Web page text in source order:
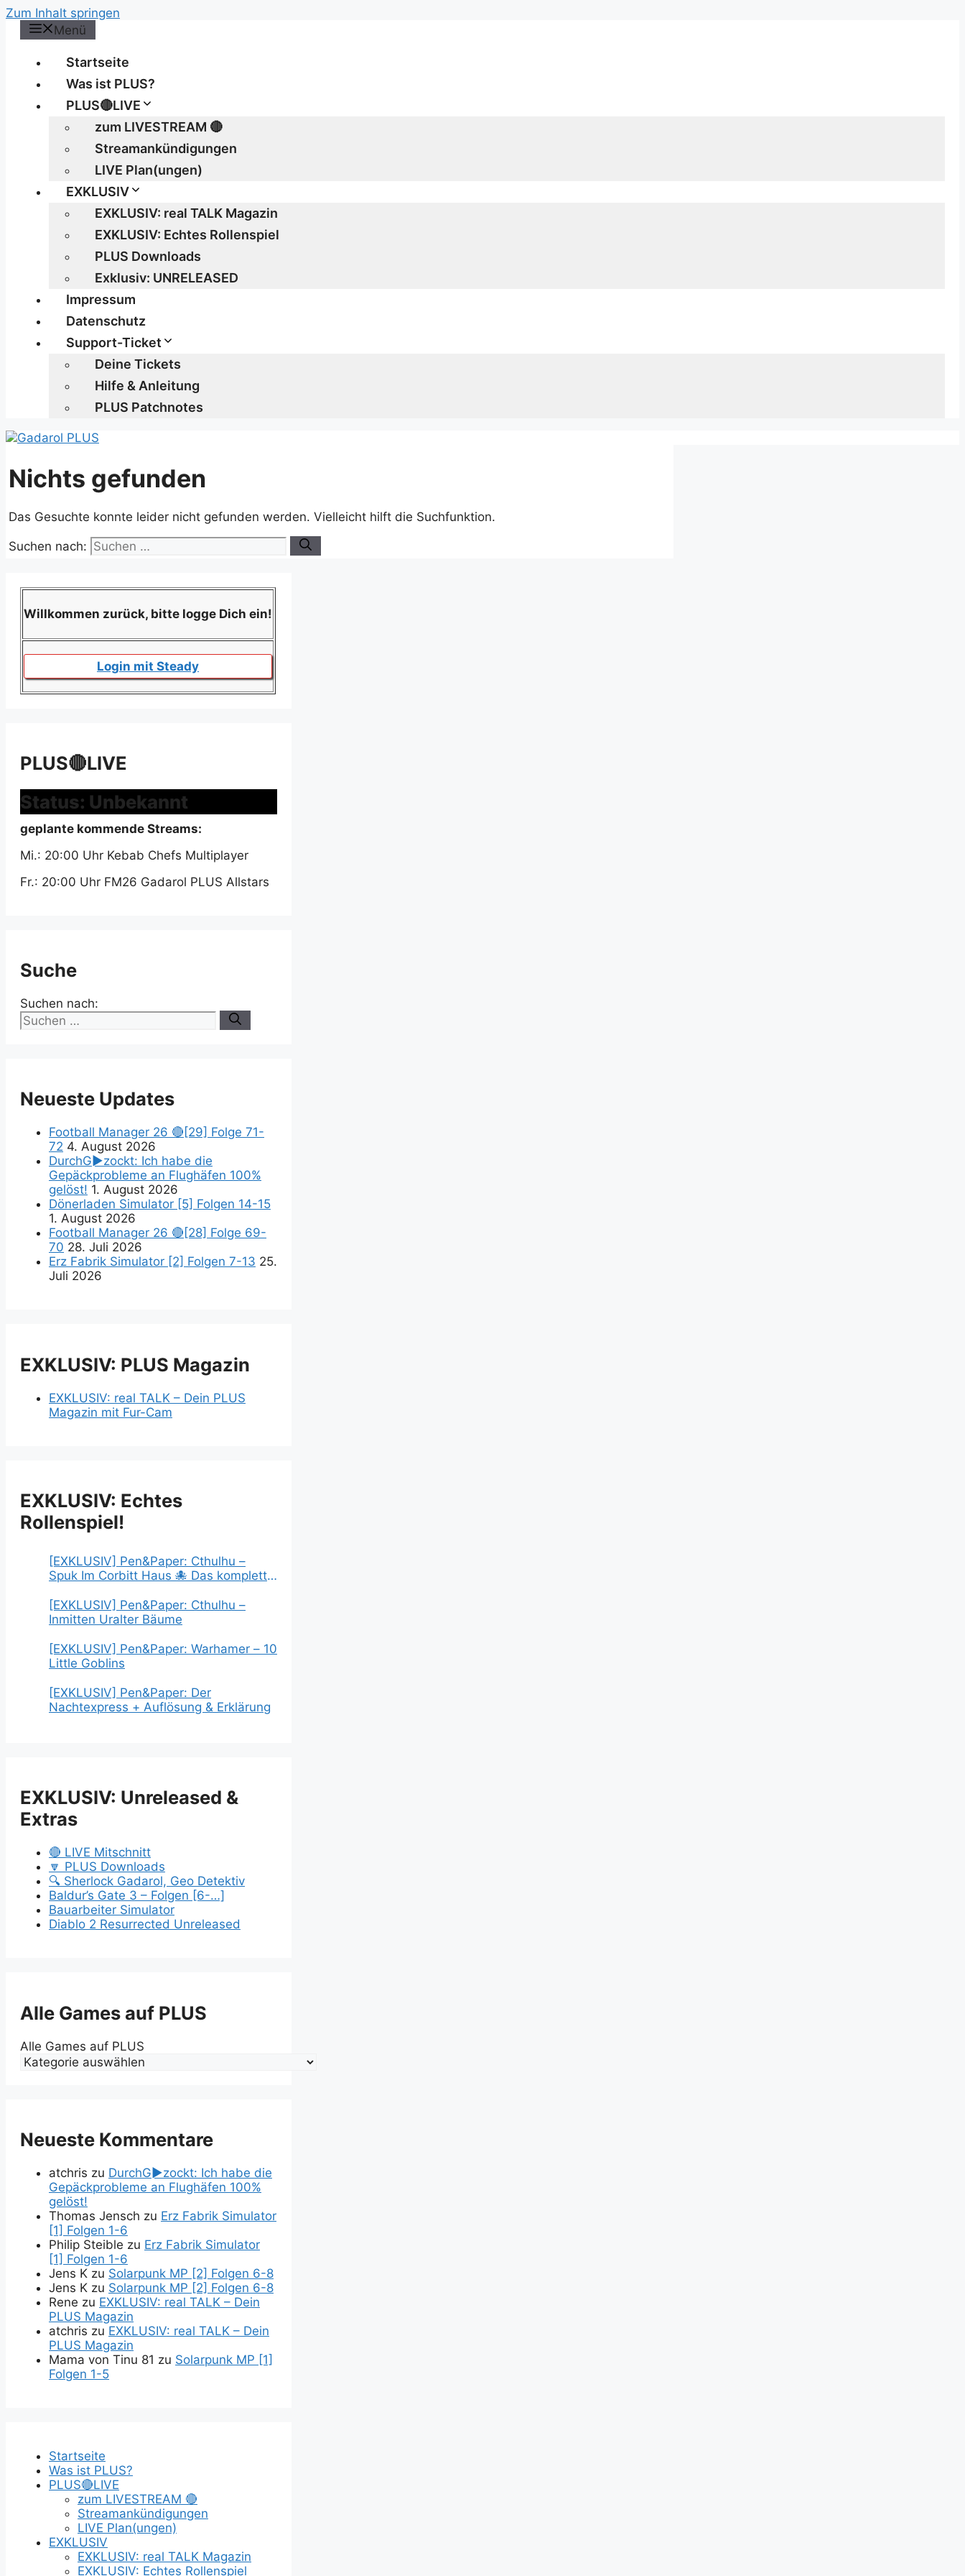
Zum Inhalt springen
Menü
Startseite
Was ist PLUS?
PLUS🔴LIVE
zum LIVESTREAM 🔴
Streamankündigungen
LIVE Plan(ungen)
EXKLUSIV
EXKLUSIV: real TALK Magazin
EXKLUSIV: Echtes Rollenspiel
PLUS Downloads
Exklusiv: UNRELEASED
Impressum
Datenschutz
Support-Ticket
Deine Tickets
Hilfe & Anleitung
PLUS Patchnotes
Nichts gefunden
Das Gesuchte konnte leider nicht gefunden werden. Vielleicht hilft die Suchfunktion.
Suchen nach:
Willkommen zurück, bitte logge Dich ein!
Login mit Steady
PLUS🔴LIVE
Status: Unbekannt
geplante kommende Streams:
Mi.: 20:00 Uhr Kebab Chefs Multiplayer
Fr.: 20:00 Uhr FM26 Gadarol PLUS Allstars
Suche
Suchen nach:
Neueste Updates
Football Manager 26 🔴[29] Folge 71-
72 4. August 2026
DurchG►zockt: Ich habe die
Gepäckprobleme an Flughäfen 100%
gelöst! 1. August 2026
Dönerladen Simulator [5] Folgen 14-15
1. August 2026
Football Manager 26 🔴[28] Folge 69-
70 28. Juli 2026
Erz Fabrik Simulator [2] Folgen 7-13 25.
Juli 2026
EXKLUSIV: PLUS Magazin
EXKLUSIV: real TALK – Dein PLUS
Magazin mit Fur-Cam
EXKLUSIV: Echtes
Rollenspiel!
[EXKLUSIV] Pen&Paper: Cthulhu –
Spuk Im Corbitt Haus 🐙 Das komplette
[EXKLUSIV] Pen&Paper: Cthulhu –
Inmitten Uralter Bäume
[EXKLUSIV] Pen&Paper: Warhamer – 10
Little Goblins
[EXKLUSIV] Pen&Paper: Der
Nachtexpress + Auflösung & Erklärung
EXKLUSIV: Unreleased &
Extras
🔴 LIVE Mitschnitt
🔽 PLUS Downloads
🔍 Sherlock Gadarol, Geo Detektiv
Baldur’s Gate 3 – Folgen [6-…]
Bauarbeiter Simulator
Diablo 2 Resurrected Unreleased
Alle Games auf PLUS
Alle Games auf PLUS
Neueste Kommentare
atchris zu DurchG►zockt: Ich habe die
Gepäckprobleme an Flughäfen 100%
gelöst!
Thomas Jensch zu Erz Fabrik Simulator
[1] Folgen 1-6
Philip Steible zu Erz Fabrik Simulator
[1] Folgen 1-6
Jens K zu Solarpunk MP [2] Folgen 6-8
Jens K zu Solarpunk MP [2] Folgen 6-8
Rene zu EXKLUSIV: real TALK – Dein
PLUS Magazin
atchris zu EXKLUSIV: real TALK – Dein
PLUS Magazin
Mama von Tinu 81 zu Solarpunk MP [1]
Folgen 1-5
Startseite
Was ist PLUS?
PLUS🔴LIVE
zum LIVESTREAM 🔴
Streamankündigungen
LIVE Plan(ungen)
EXKLUSIV
EXKLUSIV: real TALK Magazin
EXKLUSIV: Echtes Rollenspiel